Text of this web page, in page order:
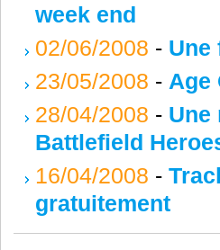
week end
02/06/2008 - Une
23/05/2008 - Age
28/04/2008 - Une
Battlefield
16/04/2008 -
gratuitement